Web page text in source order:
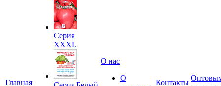
Главная
Серия
XXXL
О нас
О
Контакты